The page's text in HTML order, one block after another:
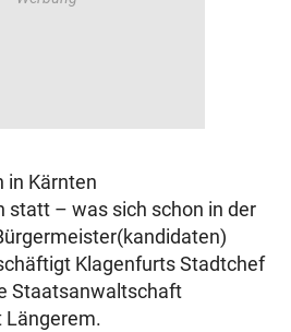
in Kärnten
statt – was sich schon in der
Klagenfurts Stadtchef
Staatsanwaltschaft
Längerem.